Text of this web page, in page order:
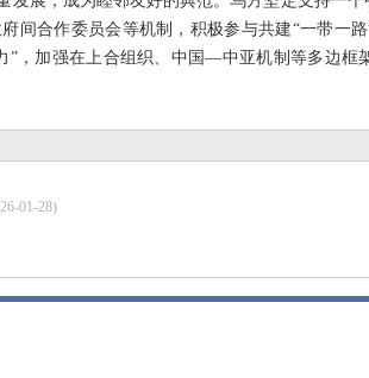
间合作委员会等机制，积极参与共建“一带一
”，加强在上合组织、中国—中亚机制等多边框
01-28)